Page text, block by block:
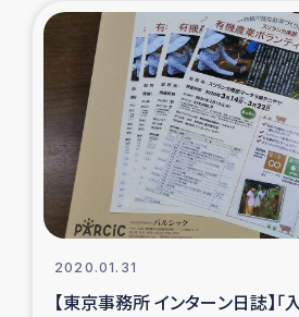
2020.01.31
【東京事務所 インターン日誌】「